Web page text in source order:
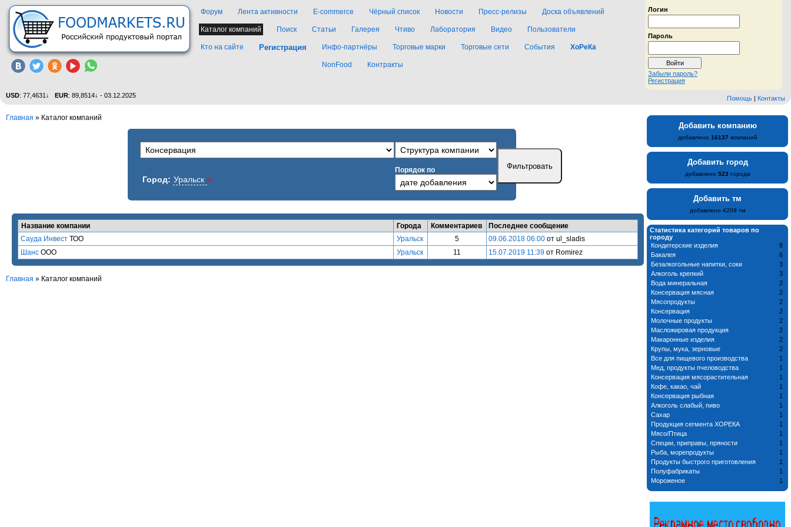
Логин
Пароль
Забыли пароль?
Регистрация
Форум Лента активности E-commerce Чёрный список Новости Пресс-релизы Доска объявлений
Каталог компаний Поиск Статьи Галерея Чтиво Лаборатория Видео Пользователи
Кто на сайте Регистрация Инфо-партнёры Торговые марки Торговые сети События ХоРеКа
NonFood Контракты
Помощь | Контакты
USD: 77,4631↓ EUR: 89,8514↓ - 03.12.2025
Главная » Каталог компаний
Город: Уральск x
Порядок по
Название компании Города Комментариев
Последнее сообщение
Сауда Инвест ТОО Уральск 5 09.06.2018 06:00 от ul_sladis
Шанс ООО Уральск 11 15.07.2019 11:39 от Romirez
Главная » Каталог компаний
Добавить компанию
добавлено 16137 компаний
Добавить город
добавлено 523 города
Добавить тм
добавлено 4209 тм
Статистика категорий товаров по
городу
Кондитерские изделия
8
Бакалея
6
Безалкогольные напитки, соки
3
Алкоголь крепкий
3
Вода минеральная
2
Консервация мясная
2
Мясопродукты
2
Консервация
2
Молочные продукты
2
Масложировая продукция
2
Макаронные изделия
2
Крупы, мука, зерновые
2
Все для пищевого производства
1
Мед, продукты пчеловодства
1
Консервация мясорастительная
1
Кофе, какао, чай
1
Консервация рыбная
1
Алкоголь слабый, пиво
1
Сахар
1
Продукция сегмента ХОРЕКА
1
Мясо/Птица
1
Специи, приправы, пряности
1
Рыба, морепродукты
1
Продукты быстрого приготовления
1
Полуфабрикаты
1
Мороженое
1